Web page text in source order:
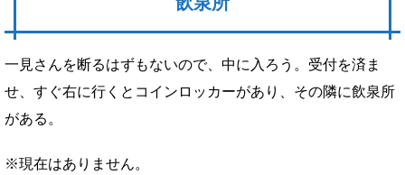
一見さんを断るはずもないので、中に入ろう。受付を済ま
せ、すぐ右に行くとコインロッカーがあり、その隣に飲泉所
がある。
※現在はありません。